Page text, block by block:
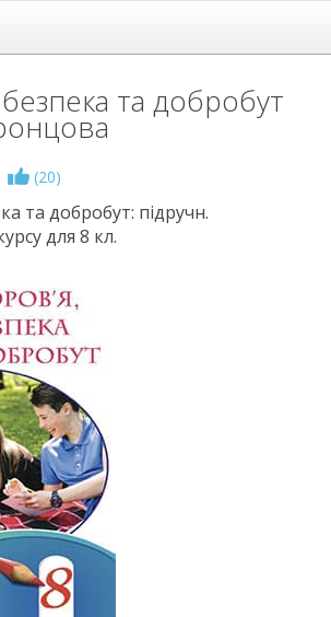
та добробут
2.6 (20)
та добробут: підручн.
для 8 кл.